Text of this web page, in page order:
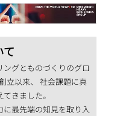
グとものづくりのグロ
立以来、 社会課題に真
きました。
最先端の知見を取り入